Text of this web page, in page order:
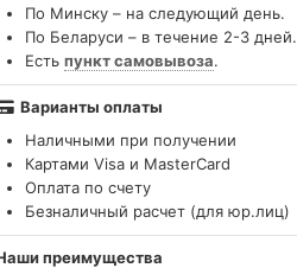
По Минску – на следующий день.
По Беларуси – в течение 2-3 дней.
Есть пункт самовывоза.
Варианты оплаты
Наличными при получении
Картами Visa и MasterCard
Оплата по счету
Безналичный расчет (для юр.лиц)
преимущества